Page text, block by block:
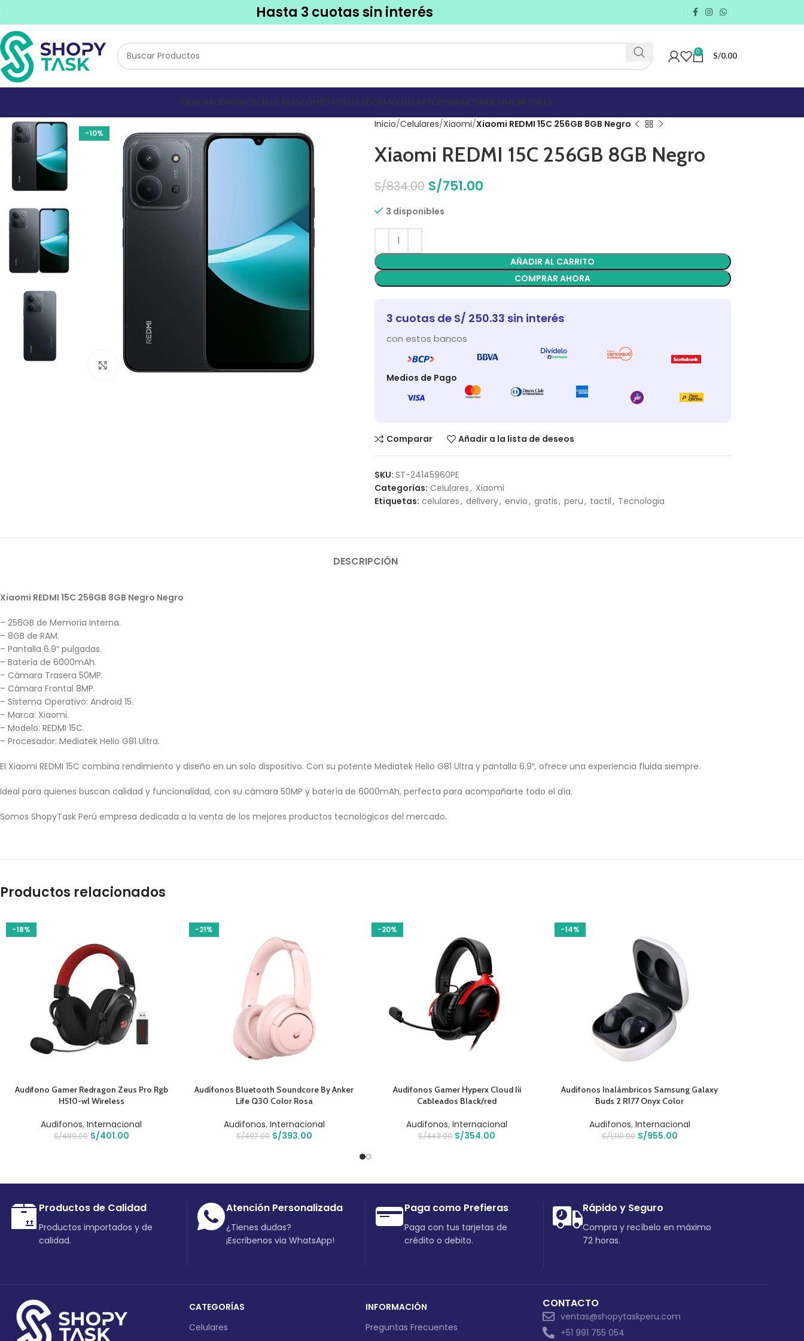
Hasta 3 cuotas sin interés
0 S/0.00
TIENDAAUDIFONOSCELULARESCOMPUTOTECLADOSMOUSELAPTOPSSMARTWATCHMONITORES
-10%
Click to enlarge
Inicio Celulares Xiaomi Xiaomi REDMI 15C 256GB 8GB Negro
Xiaomi REDMI 15C 256GB 8GB Negro
S/834.00 S/751.00
3 disponibles
AÑADIR AL CARRITO
COMPRAR AHORA
3 cuotas de S/ 250.33 sin interés
con estos bancos
Medios de Pago
Comparar Añadir a la lista de deseos
SKU: ST-24145960PE
Categorías: Celulares, Xiaomi
Etiquetas: celulares, delivery, envio, gratis, peru, tactil, Tecnologia
DESCRIPCIÓN
Xiaomi REDMI 15C 256GB 8GB Negro Negro
– 256GB de Memoria Interna.
– 8GB de RAM.
– Pantalla 6.9″ pulgadas.
– Batería de 6000mAh.
– Cámara Trasera 50MP.
– Cámara Frontal 8MP.
– Sistema Operativo: Android 15.
– Marca: Xiaomi.
– Modelo: REDMI 15C.
– Procesador: Mediatek Helio G81 Ultra.
El Xiaomi REDMI 15C combina rendimiento y diseño en un solo dispositivo. Con su potente Mediatek Helio G81 Ultra y pantalla 6.9″, ofrece una experiencia fluida siempre.
Ideal para quienes buscan calidad y funcionalidad, con su cámara 50MP y batería de 6000mAh, perfecta para acompañarte todo el día.
Somos ShopyTask Perú empresa dedicada a la venta de los mejores productos tecnológicos del mercado.
Productos relacionados
-18%
AÑADIR AL CARRITO
Audifono Gamer Redragon Zeus Pro Rgb
H510-wl Wireless
Audifonos,Internacional
S/489.00 S/401.00
-21%
AÑADIR AL CARRITO
Audífonos Bluetooth Soundcore By Anker
Life Q30 Color Rosa
Audifonos, Internacional
S/497.00 S/393.00
-20%
AÑADIR AL CARRITO
Audífonos Gamer Hyperx Cloud Iii
Cableados Black/red
Audifonos,Internacional
S/443.00 S/354.00
-14%
AÑADIR AL CARRITO
Audífonos Inalámbricos Samsung Galaxy
Buds 2 R177 Onyx Color
Audifonos, Internacional
S/1,110.00 S/955.00
Productos de Calidad
Productos importados y de
calidad.
Atención Personalizada
¿Tienes dudas?
¡Escribenos via WhatsApp!
Paga como Prefieras
Paga con tus tarjetas de
crédito o debito.
Rápido y Seguro
Compra y recíbelo en máximo
72 horas.
CATEGORÍAS
Celulares
INFORMACIÓN
Preguntas Frecuentes
CONTACTO
ventas@shopytaskperu.com
+51 991 755 054